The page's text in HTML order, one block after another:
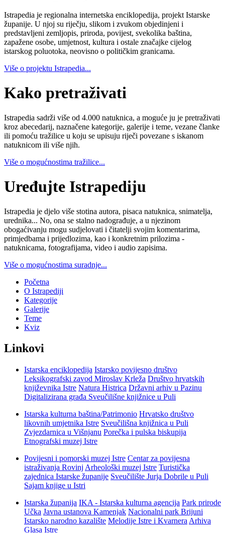
Istrapedia je regionalna internetska enciklopedija, projekt Istarske
županije. U njoj su riječju, slikom i zvukom objedinjeni i
predstavljeni zemljopis, priroda, povijest, svekolika baština,
zapažene osobe, umjetnost, kultura i ostale značajke cijelog
istarskog poluotoka, neovisno o političkim granicama.
Više o projektu Istrapedia...
Kako pretraživati
Istrapedia sadrži više od 4.000 natuknica, a moguće ju je pretraživati
kroz abecedarij, naznačene kategorije, galerije i teme, vezane članke
ili pomoću tražilice u koju se upisuju riječi povezane s iskanom
natuknicom ili više njih.
Više o mogućnostima tražilice...
Uređujte Istrapediju
Istrapedia je djelo više stotina autora, pisaca natuknica, snimatelja,
urednika... No, ona se stalno nadograđuje, a u njezinom
obogaćivanju mogu sudjelovati i čitatelji svojim komentarima,
primjedbama i prijedlozima, kao i konkretnim prilozima -
natuknicama, fotografijama, video i audio zapisima.
Više o mogućnostima suradnje...
Početna
O Istrapediji
Kategorije
Galerije
Teme
Kviz
Linkovi
Istarska enciklopedija Istarsko povijesno društvo
Leksikografski zavod Miroslav Krleža Društvo hrvatskih
književnika Istre Natura Histrica Državni arhiv u Pazinu
Digitalizirana građa Sveučilišne knjižnice u Puli
Istarska kulturna baština/Patrimonio Hrvatsko društvo
likovnih umjetnika Istre Sveučilišna knjižnica u Puli
Zvjezdarnica u Višnjanu Porečka i pulska biskupija
Etnografski muzej Istre
Povijesni i pomorski muzej Istre Centar za povijesna
istraživanja Rovinj Arheološki muzej Istre Turistička
zajednica Istarske županije Sveučilište Jurja Dobrile u Puli
Sajam knjige u Istri
Istarska županija IKA - Istarska kulturna agencija Park prirode
Učka Javna ustanova Kamenjak Nacionalni park Brijuni
Istarsko narodno kazalište Melodije Istre i Kvarnera Arhiva
Glasa Istre